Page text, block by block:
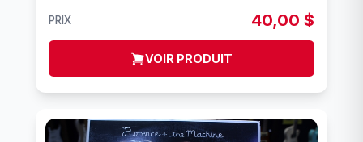
PRIX 40,00 $
VOIR PRODUIT